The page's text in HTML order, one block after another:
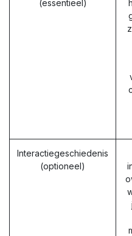
(essentieel)
Interactiegeschiedenis
(optioneel)